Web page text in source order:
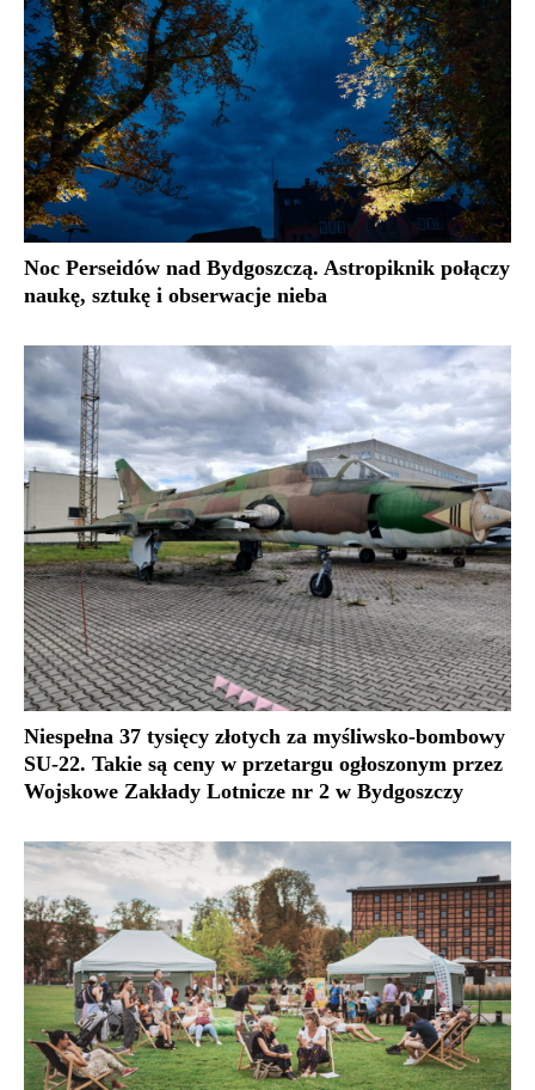
Noc Perseidów nad Bydgoszczą. Astropiknik połączy
naukę, sztukę i obserwacje nieba
Niespełna 37 tysięcy złotych za myśliwsko-bombowy
SU-22. Takie są ceny w przetargu ogłoszonym przez
Wojskowe Zakłady Lotnicze nr 2 w Bydgoszczy